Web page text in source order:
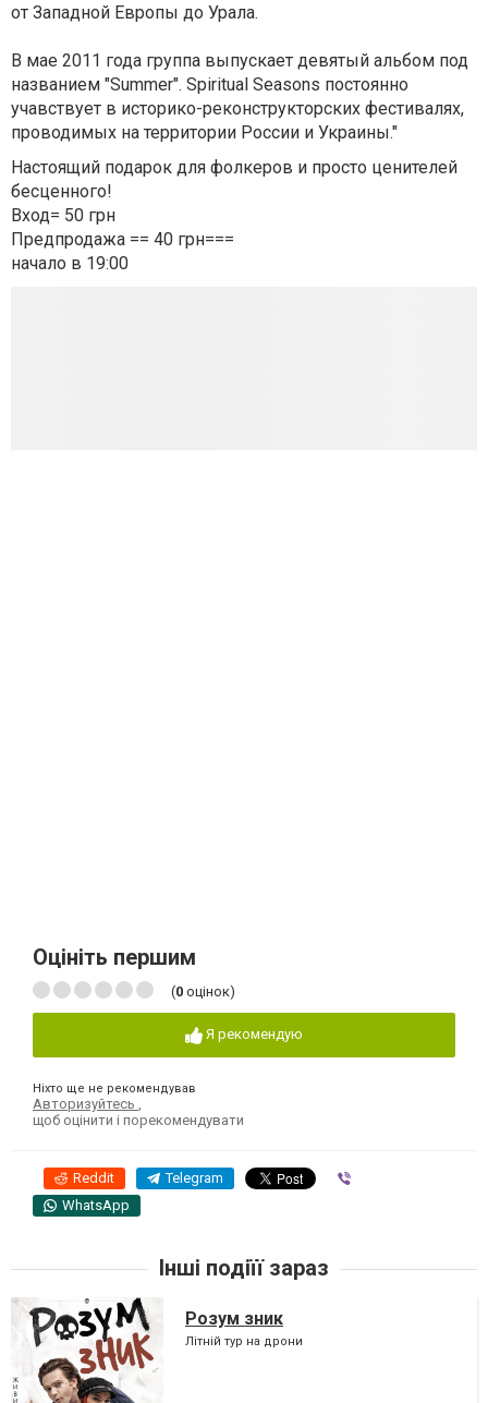
от Западной Европы до Урала.
В мае 2011 года группа выпускает девятый альбом под
названием "Summer". Spiritual Seasons постоянно
учавствует в историко-реконструкторских фестивалях,
проводимых на территории России и Украины."
Настоящий подарок для фолкеров и просто ценителей
бесценного!
Вход= 50 грн
Предпродажа == 40 грн===
начало в 19:00
Оцініть першим
(0 оцінок)
Я рекомендую
Ніхто ще не рекомендував
Авторизуйтесь
щоб оцінити і порекомендувати
Reddit Telegram
WhatsApp
Інші подіїї зараз
Розум зник
Літній тур на дрони